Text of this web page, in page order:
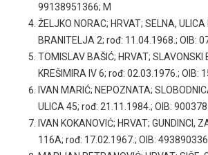
99138951366; M
ŽELJKO NORAC; HRVAT; SELNA, ULICA
BRANITELJA 2; rođ: 11.04.1968.; OIB:
TOMISLAV BAŠIĆ; HRVAT; SLAVONSKI
KREŠIMIRA IV 6; rođ: 02.03.1976.; OIB:
IVAN MARIĆ; NEPOZNATA;
ULICA 45; rođ: 21.11.1984.; OIB:
IVAN KOKANOVIĆ; HRVAT; GUNDINCI,
116A; rođ: 17.02.1967.; OIB: